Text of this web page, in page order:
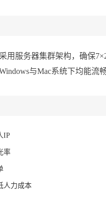
用服务器集群架构，确保
与Mac系统下均能流
IP
率
人力成本